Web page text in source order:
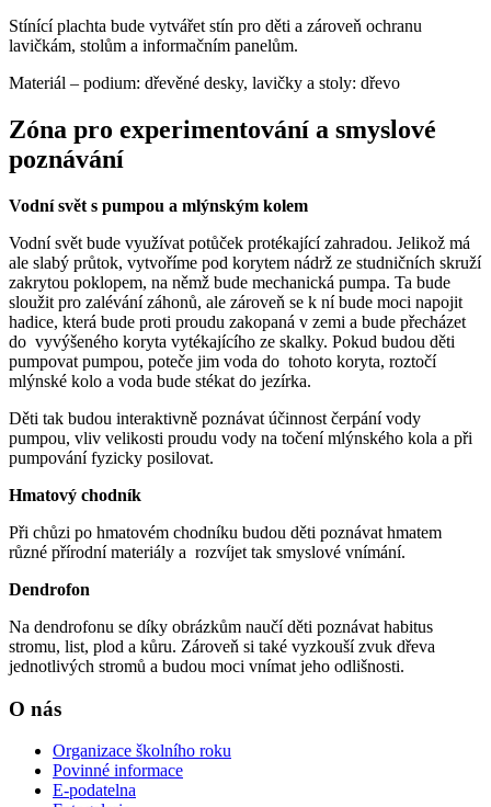
Stínící plachta bude vytvářet stín pro děti a zároveň ochranu
lavičkám, stolům a informačním panelům.
Materiál – podium: dřevěné desky, lavičky a stoly: dřevo
Zóna pro experimentování a smyslové
poznávání
Vodní svět s pumpou a mlýnským kolem
Vodní svět bude využívat potůček protékající zahradou. Jelikož má
ale slabý průtok, vytvoříme pod korytem nádrž ze studničních skruží
zakrytou poklopem, na němž bude mechanická pumpa. Ta bude
sloužit pro zalévání záhonů, ale zároveň se k ní bude moci napojit
hadice, která bude proti proudu zakopaná v zemi a bude přecházet
do vyvýšeného koryta vytékajícího ze skalky. Pokud budou děti
pumpovat pumpou, poteče jim voda do tohoto koryta, roztočí
mlýnské kolo a voda bude stékat do jezírka.
Děti tak budou interaktivně poznávat účinnost čerpání vody
pumpou, vliv velikosti proudu vody na točení mlýnského kola a při
pumpování fyzicky posilovat.
Hmatový chodník
Při chůzi po hmatovém chodníku budou děti poznávat hmatem
různé přírodní materiály a rozvíjet tak smyslové vnímání.
Dendrofon
Na dendrofonu se díky obrázkům naučí děti poznávat habitus
stromu, list, plod a kůru. Zároveň si také vyzkouší zvuk dřeva
jednotlivých stromů a budou moci vnímat jeho odlišnosti.
O nás
Organizace školního roku
Povinné informace
E-podatelna